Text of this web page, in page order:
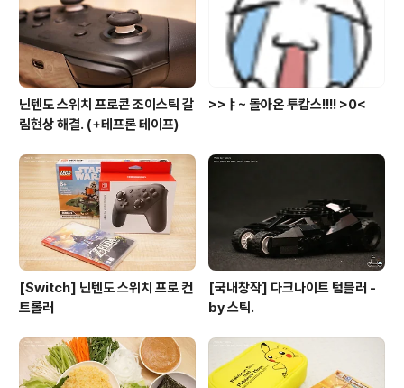
닌텐도 스위치 프로콘 조이스틱 갈
림현상 해결. (+테프론 테이프)
>>ㅑ~ 돌아온 투캅스!!!! >0<
[Switch] 닌텐도 스위치 프로 컨
트롤러
[국내창작] 다크나이트 텀블러 -
by 스틱.